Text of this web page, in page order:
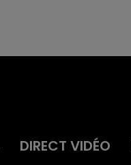
DIRECT VIDÉO